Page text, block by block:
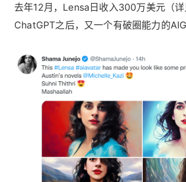
去年12月，Lensa日收入300万美元（
ChatGPT之后，又一个有破圈能力的